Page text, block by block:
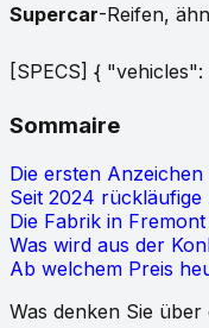
Supercar-Reifen,
[SPECS] {
Sommaire
Die ersten
Seit 2024
Die Fabrik in
Was wird aus der
Ab welchem Preis
Was denken Sie über